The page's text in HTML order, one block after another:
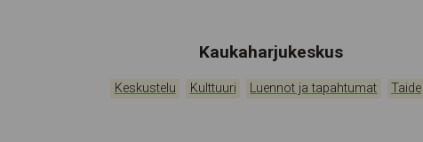
Tapahtumapaikka:
Kaukaharjukeskus
Kategoriat:
Keskustelu Kulttuuri Luennot ja tapahtumat Taide